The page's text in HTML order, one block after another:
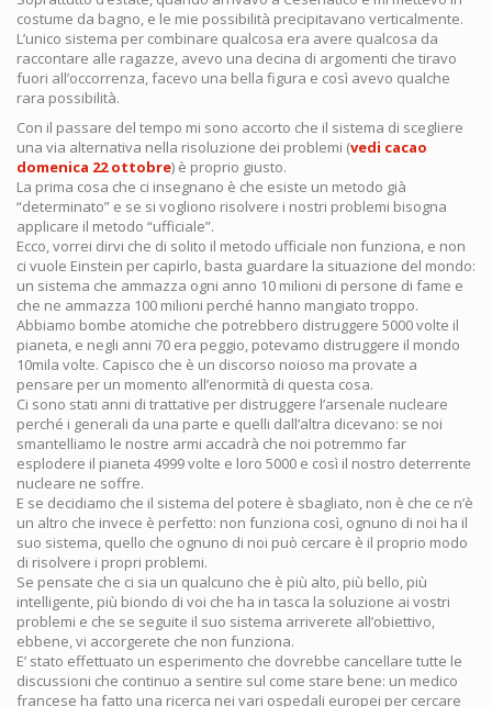
costume da bagno, e le mie possibilità precipitavano verticalmente.
L’unico sistema per combinare qualcosa era avere qualcosa da
raccontare alle ragazze, avevo una decina di argomenti che tiravo
fuori all’occorrenza, facevo una bella figura e così avevo qualche
rara possibilità.
Con il passare del tempo mi sono accorto che il sistema di scegliere
una via alternativa nella risoluzione dei problemi (vedi cacao
domenica 22 ottobre) è proprio giusto.
La prima cosa che ci insegnano è che esiste un metodo già
“determinato” e se si vogliono risolvere i nostri problemi bisogna
applicare il metodo “ufficiale”.
Ecco, vorrei dirvi che di solito il metodo ufficiale non funziona, e non
ci vuole Einstein per capirlo, basta guardare la situazione del mondo:
un sistema che ammazza ogni anno 10 milioni di persone di fame e
che ne ammazza 100 milioni perché hanno mangiato troppo.
Abbiamo bombe atomiche che potrebbero distruggere 5000 volte il
pianeta, e negli anni 70 era peggio, potevamo distruggere il mondo
10mila volte. Capisco che è un discorso noioso ma provate a
pensare per un momento all’enormità di questa cosa.
Ci sono stati anni di trattative per distruggere l’arsenale nucleare
perché i generali da una parte e quelli dall’altra dicevano: se noi
smantelliamo le nostre armi accadrà che noi potremmo far
esplodere il pianeta 4999 volte e loro 5000 e così il nostro deterrente
nucleare ne soffre.
E se decidiamo che il sistema del potere è sbagliato, non è che ce n’è
un altro che invece è perfetto: non funziona così, ognuno di noi ha il
suo sistema, quello che ognuno di noi può cercare è il proprio modo
di risolvere i propri problemi.
Se pensate che ci sia un qualcuno che è più alto, più bello, più
intelligente, più biondo di voi che ha in tasca la soluzione ai vostri
problemi e che se seguite il suo sistema arriverete all’obiettivo,
ebbene, vi accorgerete che non funziona.
E’ stato effettuato un esperimento che dovrebbe cancellare tutte le
discussioni che continuo a sentire sul come stare bene: un medico
francese ha fatto una ricerca nei vari ospedali europei per cercare